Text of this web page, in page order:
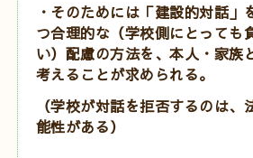
・そのためには「建設的対話」
つ合理的な（学校側にとっても
い）配慮の方法を、本人・家族
考えることが求められる。
（学校が対話を拒否するのは、
能性がある）